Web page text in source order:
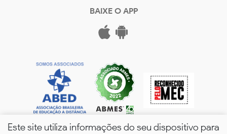
BAIXE O APP
Este site utiliza informações do seu dispositivo para